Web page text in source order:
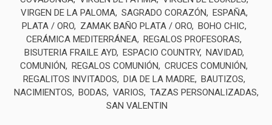
VIRGEN DE LA PALOMA SAGRADO CORAZÓN
ESPAÑA
PLATA / ORO
ZAMAK BAÑO PLATA / ORO BOHO CHIC
CERÁMICA MEDITERRÁNEA REGALOS PROFESORAS
BISUTERIA FRAILE AYD ESPACIO COUNTRY NAVIDAD
COMUNIÓN
REGALOS COMUNIÓN
CRUCES COMUNIÓN
REGALITOS INVITADOS
DIA DE LA MADRE BAUTIZOS
NACIMIENTOS
BODAS VARIOS
TAZAS PERSONALIZADAS
SAN VALENTIN